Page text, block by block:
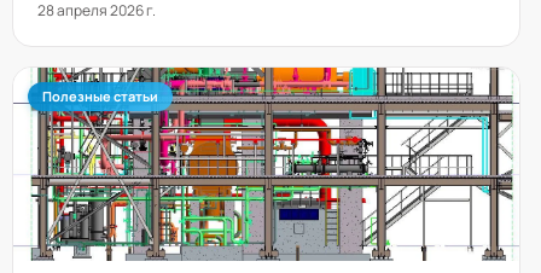
материалы, диагностику и готовность к замене типовых
28 апреля 2026 г.
Полезные статьи